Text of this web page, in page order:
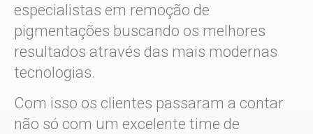
especialistas em remoção de
pigmentações buscando os melhores
resultados através das mais modernas
tecnologias.
Com isso os clientes passaram a contar
não só com um excelente time de